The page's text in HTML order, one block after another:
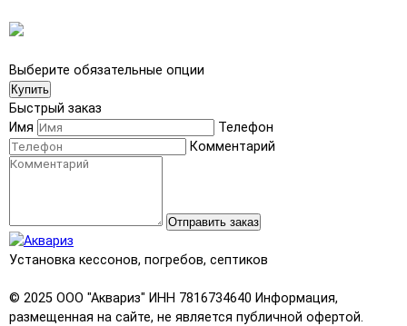
Выберите обязательные опции
Купить
Быстрый заказ
Имя
Телефон
Комментарий
Отправить заказ
Установка кессонов, погребов, септиков
© 2025 ООО "Аквариз" ИНН 7816734640 Информация,
размещенная на сайте, не является публичной офертой.